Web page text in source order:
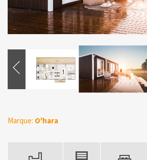
Marque: O'hara